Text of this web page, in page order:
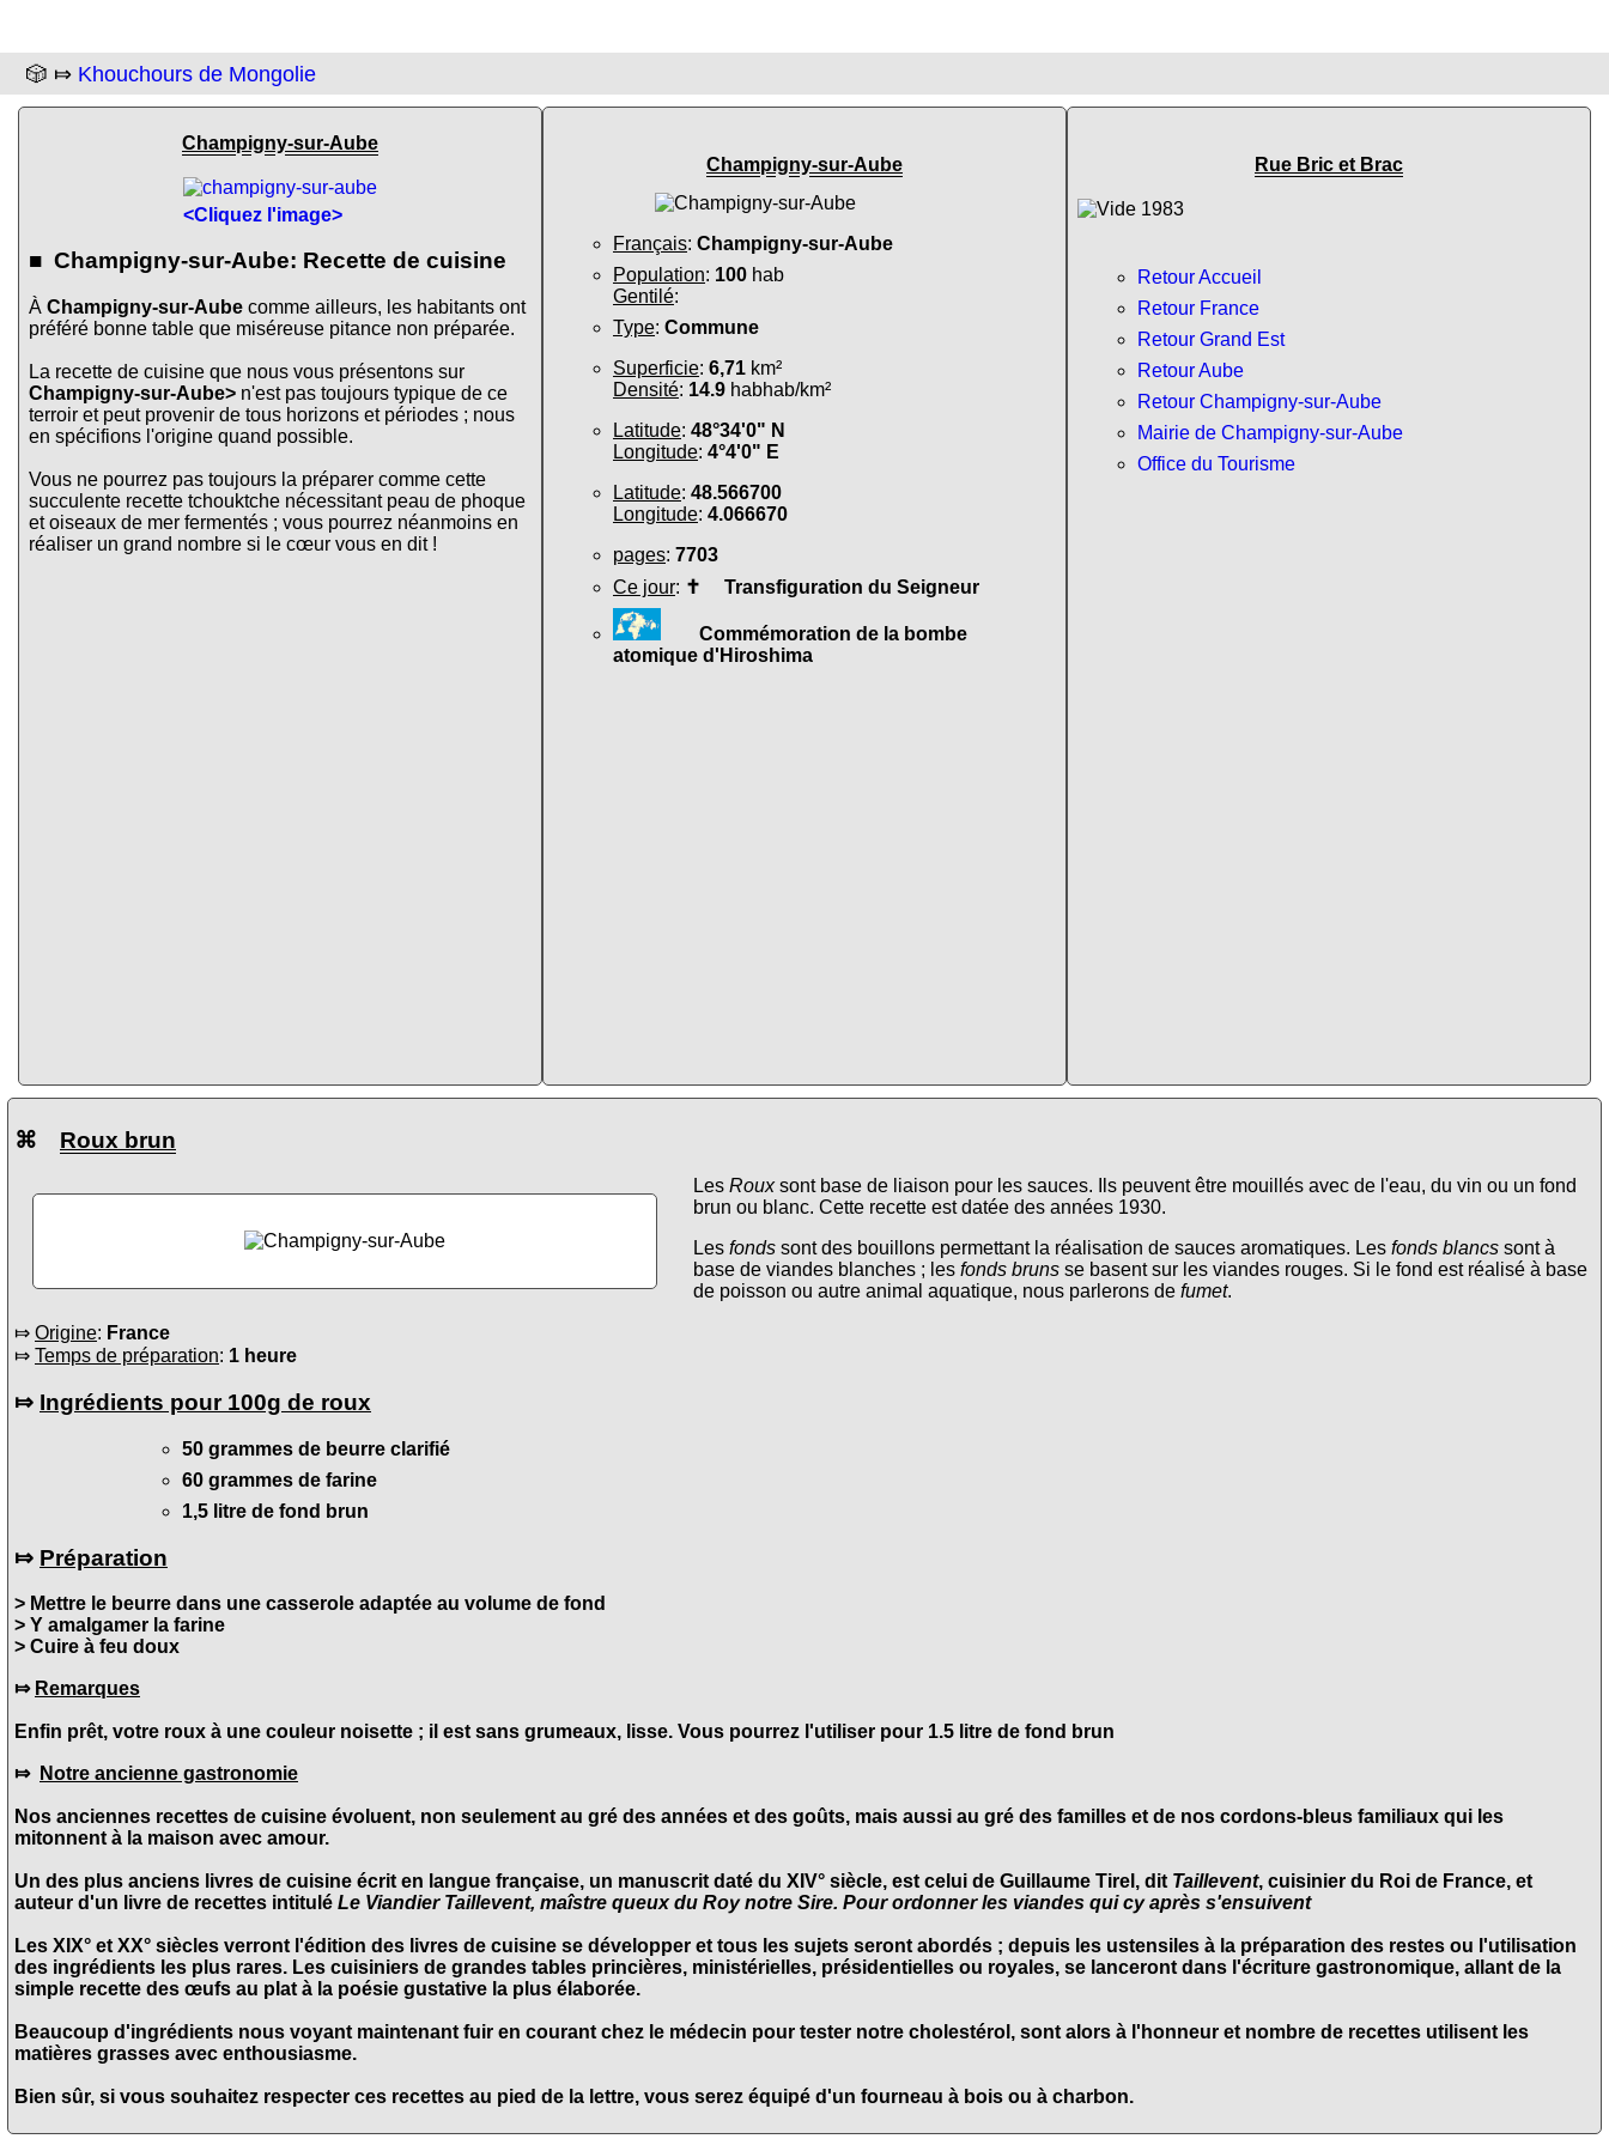
🎲 ⤇ Khouchours de Mongolie
Champigny-sur-Aube
<Cliquez l'image>
■ Champigny-sur-Aube: Recette de cuisine
À Champigny-sur-Aube comme ailleurs, les habitants ont
préféré bonne table que miséreuse pitance non préparée.
La recette de cuisine que nous vous présentons sur
Champigny-sur-Aube> n'est pas toujours typique de ce
terroir et peut provenir de tous horizons et périodes ; nous
en spécifions l'origine quand possible.
Vous ne pourrez pas toujours la préparer comme cette
succulente recette tchouktche nécessitant peau de phoque
et oiseaux de mer fermentés ; vous pourrez néanmoins en
réaliser un grand nombre si le cœur vous en dit !
Champigny-sur-Aube
Français: Champigny-sur-Aube
Population: 100 hab
Gentilé:
Type: Commune
Superficie: 6,71 km²
Densité: 14.9 habhab/km²
Latitude: 48°34'0" N
Longitude: 4°4'0" E
Latitude: 48.566700
Longitude: 4.066670
pages: 7703
Ce jour: ✝ Transfiguration du Seigneur
Commémoration de la bombe
atomique d'Hiroshima
Rue Bric et Brac
Retour Accueil
Retour France
Retour Grand Est
Retour Aube
Retour Champigny-sur-Aube
Mairie de Champigny-sur-Aube
Office du Tourisme
⌘ Roux brun
Les Rouxsont base de liaison pour les sauces. Ils peuvent être mouillés avec de l'eau, du vin ou un fond
brun ou blanc. Cette recette est datée des années 1930.
Les fonds sont des bouillons permettant la réalisation de sauces aromatiques. Les fonds blancs sont à
base de viandes blanches ; les fonds bruns se basent sur les viandes rouges. Si le fond est réalisé à base
de poisson ou autre animal aquatique, nous parlerons de fumet.
⤇ Origine: France
⤇ Temps de préparation: 1 heure
⤇ Ingrédients pour 100g de roux
50 grammes de beurre clarifié
60 grammes de farine
1,5 litre de fond brun
⤇ Préparation
> Mettre le beurre dans une casserole adaptée au volume de fond
> Y amalgamer la farine
> Cuire à feu doux
⤇ Remarques
Enfin prêt, votre roux à une couleur noisette ; il est sans grumeaux, lisse. Vous pourrez l'utiliser pour 1.5 litre de fond brun
⤇ Notre ancienne gastronomie
Nos anciennes recettes de cuisine évoluent, non seulement au gré des années et des goûts, mais aussi au gré des familles et de nos cordons-bleus familiaux qui les
mitonnent à la maison avec amour.
Un des plus anciens livres de cuisine écrit en langue française, un manuscrit daté du XIV° siècle, est celui de Guillaume Tirel , dit Taillevent, cuisinier du Roi de France, et
auteur d'un livre de recettes intitulé Le Viandier Taillevent, maîstre queux du Roy notre Sire. Pour ordonner les viandes qui cy après s'ensuivent
Les XIX° et XX° siècles verront l'édition des livres de cuisine se développer et tous les sujets seront abordés ; depuis les ustensiles à la préparation des restes ou l'utilisation
des ingrédients les plus rares. Les cuisiniers de grandes tables princières, ministérielles, présidentielles ou royales, se lanceront dans l'écriture gastronomique, allant de la
simple recette des œufs au plat à la poésie gustative la plus élaborée.
Beaucoup d'ingrédients nous voyant maintenant fuir en courant chez le médecin pour tester notre cholestérol, sont alors à l'honneur et nombre de recettes utilisent les
matières grasses avec enthousiasme.
Bien sûr, si vous souhaitez respecter ces recettes au pied de la lettre, vous serez équipé d'un fourneau à bois ou à charbon.